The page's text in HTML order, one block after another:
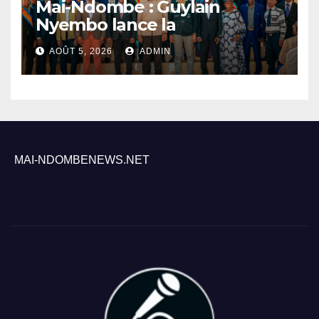
Mai-Ndombe : Guylain
Nyembo lance la
sensibilisation au deuxième
recensement général à
Inongo
AOÛT 5, 2026 ADMIN
MAI-NDOMBENEWS.NET